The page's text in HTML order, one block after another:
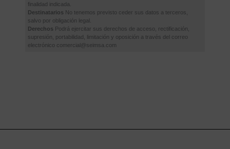
finalidad indicada.
Destinatarios No tenemos previsto ceder sus datos a terceros,
salvo por obligación legal.
Derechos Podrá ejercitar sus derechos de acceso, rectificación,
supresión, portabilidad, limitación y oposición a través del correo
electrónico comercial@seimsa.com